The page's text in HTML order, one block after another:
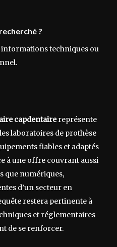
?
techniques ou
capdentairereprésente
laboratoires de prothèse
fiables et adaptés
à une offre couvrant aussi
que numériques,
d’un secteur en
restera pertinente à
et réglementaires
de se renforcer.